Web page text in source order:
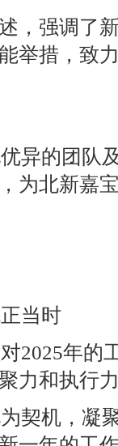
，强调了
举措，致
异的团队
为北新嘉
当时
2025年的
力和执行
契机，凝